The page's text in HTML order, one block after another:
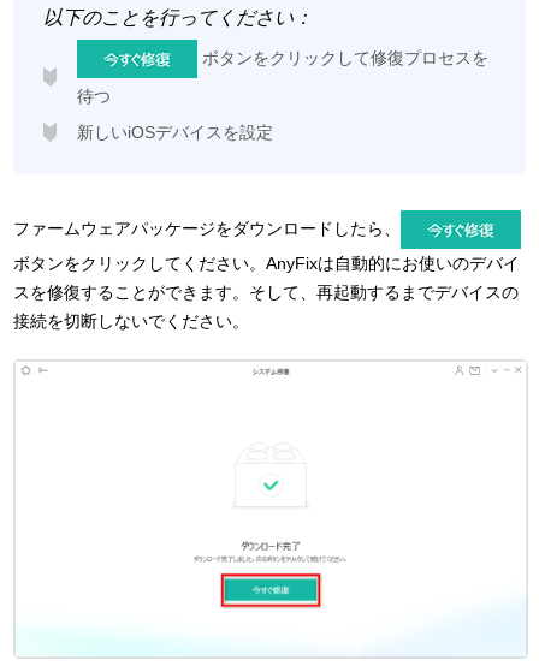
以下のことを行ってください：
ボタンをクリックして修復プロセスを
待つ
新しいiOSデバイスを設定
ファームウェアパッケージをダウンロードしたら、
ボタンをクリックしてください。AnyFixは自動的にお使いのデバイ
スを修復することができます。そして、再起動するまでデバイスの
接続を切断しないでください。